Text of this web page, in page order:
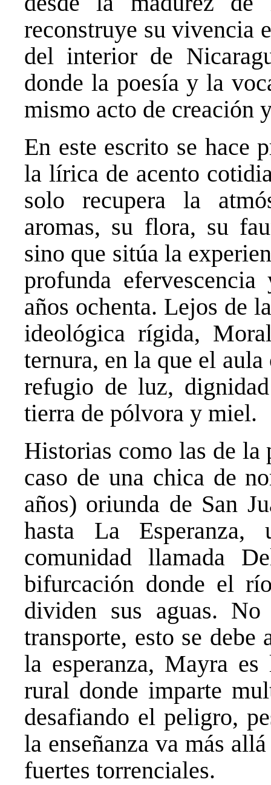
reconstruye su vivencia
del interior de
donde la poesía y la
mismo acto de creación
En este escrito se hace
la lírica de acento
solo recupera la
aromas, su flora, su
sino que sitúa la
profunda
años ochenta. Lejos de
ideológica rígida,
ternura, en la que el
refugio de luz,
tierra de pólvora y miel.
Historias como las de la
caso de una chica de
años) oriunda de San
hasta La
comunidad llamada
bifurcación donde el
dividen sus aguas.
transporte, esto se debe
la esperanza, Mayra
rural donde imparte
desafiando el peligro,
la enseñanza va más
fuertes torrenciales.